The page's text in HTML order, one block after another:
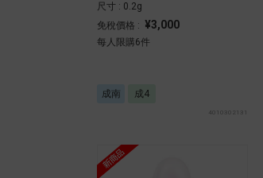
尺寸 : 0.2g
免稅價格 : ¥3,000
每人限購6件
成南 成4
4010302131